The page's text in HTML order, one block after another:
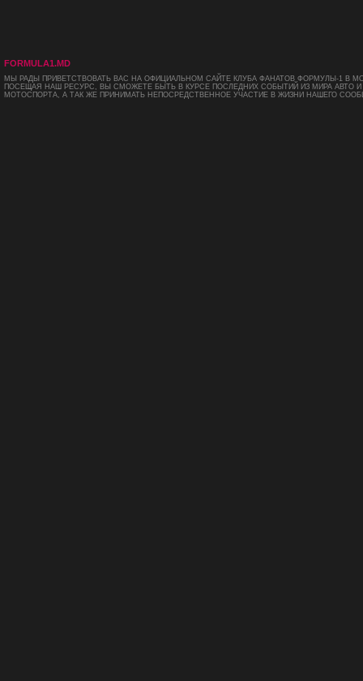
FORMULA1.MD
МЫ РАДЫ ПРИВЕТСТВОВАТЬ ВАС НА ОФИЦИАЛЬНОМ САЙТЕ КЛУБА ФАНАТОВ ФОРМУЛЫ-1 В
ПОСЕЩАЯ НАШ РЕСУРС, ВЫ СМОЖЕТЕ БЫТЬ В КУРСЕ ПОСЛЕДНИХ СОБЫТИЙ ИЗ МИРА АВТО И
МОТОСПОРТА, А ТАК ЖЕ ПРИНИМАТЬ НЕПОСРЕДСТВЕННОЕ УЧАСТИЕ В ЖИЗНИ НАШЕГО